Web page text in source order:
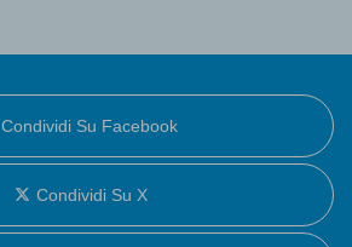
Condividi Su Facebook
Condividi Su X